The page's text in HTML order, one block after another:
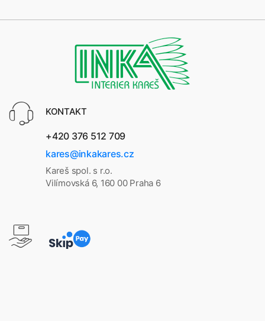
KONTAKT
+420 376 512 709
kares@inkakares.cz
Kareš spol. s r.o.
Vilímovská 6, 160 00 Praha 6